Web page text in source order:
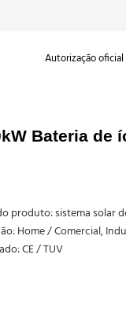
Autorização oficial
Bateria de
produto: sistema solar
Home / Comercial,
CE / TUV